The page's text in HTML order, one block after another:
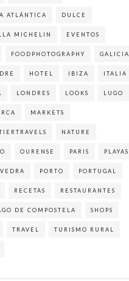
ATLÁNTICA DULCE
MICHELIN EVENTOS
FOODPHOTOGRAPHY GALICIA
HOTEL IBIZA ITALIA
LONDRES LOOKS LUGO
MARKETS
NATURE
OURENSE PARIS PLAYAS
PORTO PORTUGAL
RECETAS RESTAURANTES
DE COMPOSTELA SHOPS
TRAVEL TURISMO RURAL